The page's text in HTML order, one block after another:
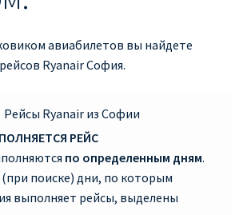
ТАЛОН – BOARDING PASS
авиабилетов вы найдете
Ryanair София.
Рейсы Ryanair из Софии
РЕЙС
по определенным дням.
(при поиске) дни, по которым
выполняет рейсы, выделены